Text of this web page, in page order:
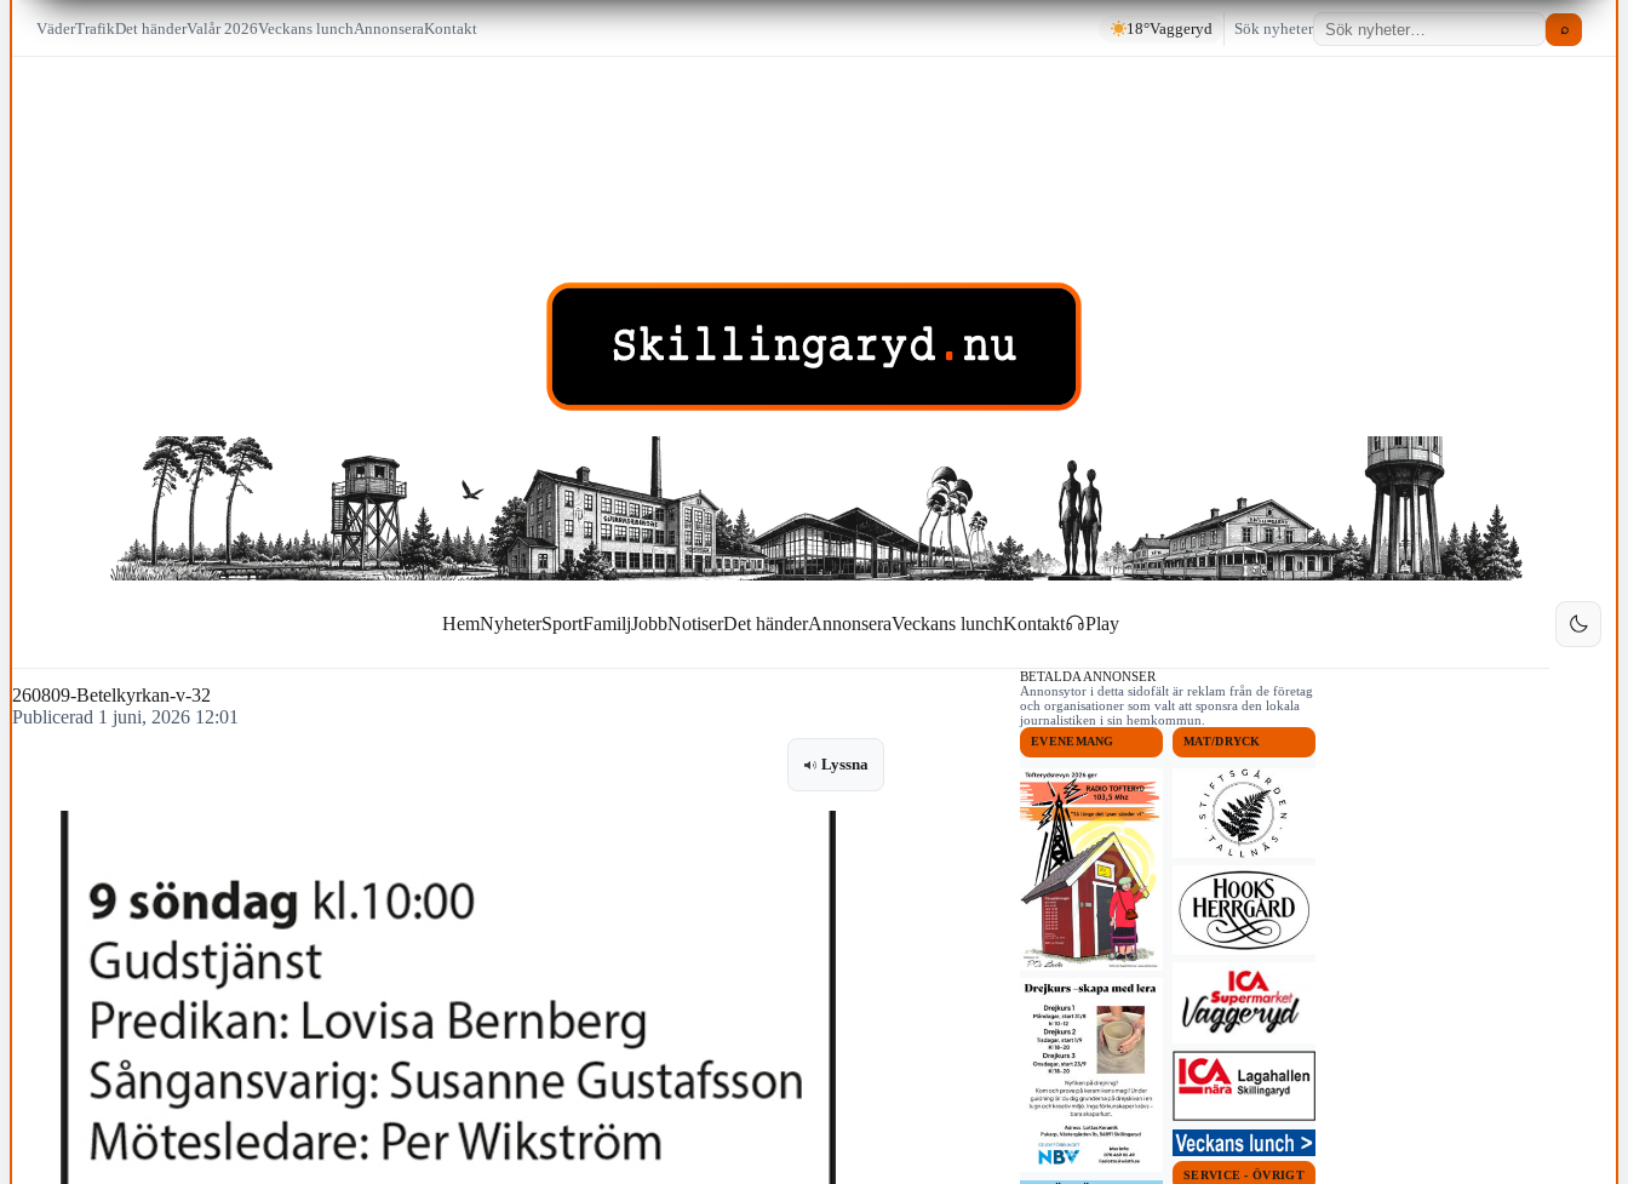
VäderTrafikDet händerValår 2026Veckans lunchAnnonseraKontakt 18°Vaggeryd Sök nyheter ⌕
HemNyheterSportFamiljJobbNotiserDet händerAnnonseraVeckans lunchKontakt Play
260809-Betelkyrkan-v-32
Publicerad 1 juni, 2026 12:01
Lyssna
BETALDA ANNONSER
Annonsytor i detta sidofält är reklam från de företag
och organisationer som valt att sponsra den lokala
journalistiken i sin hemkommun.
EVENEMANG MAT/DRYCK
SERVICE - ÖVRIGT